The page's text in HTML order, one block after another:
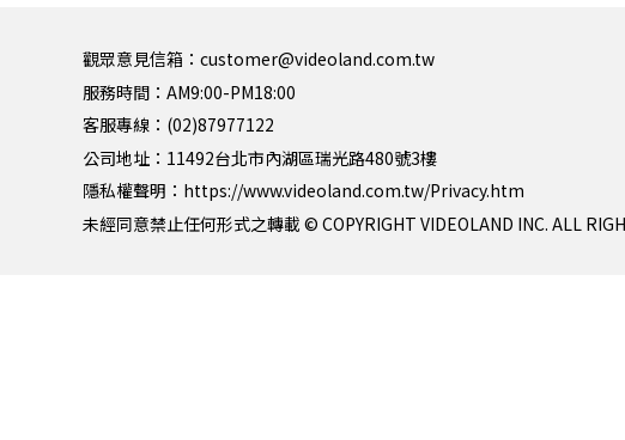
觀眾意見信箱：customer@videoland.com.tw
服務時間：AM9:00-PM18:00
客服專線：(02)87977122
公司地址：11492台北市內湖區瑞光路480號3樓
隱私權聲明： https://www.videoland.com.tw/Privacy.htm
未經同意禁止任何形式之轉載 © COPYRIGHT VIDEOLAND INC. ALL